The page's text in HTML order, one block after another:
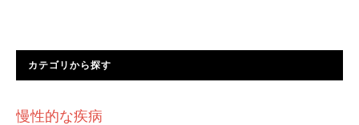
カテゴリから探す
慢性的な疾病